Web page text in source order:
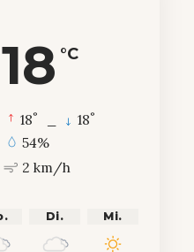
18 °C
18° 18°
54%
2 km/h
Di. Mi.